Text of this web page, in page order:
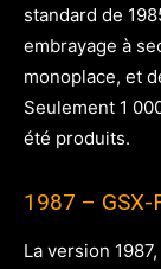
standard de
embrayage à
monoplace, et
Seulement 1
été produits.
1987 – GSX-
La version